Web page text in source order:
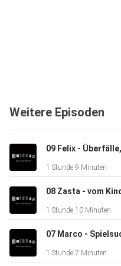
Weitere Episoden
1 Stunde 9 Minuten
1 Stunde 10 Minuten
1 Stunde 7 Minuten